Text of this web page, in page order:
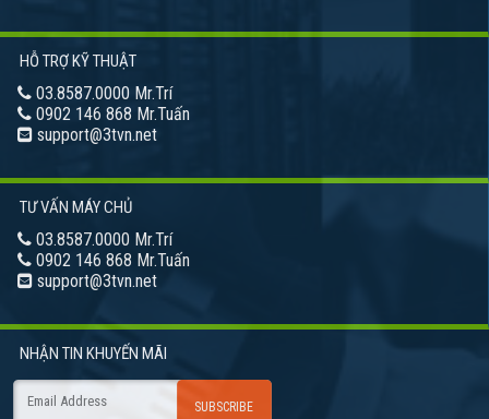
HỖ TRỢ KỸ THUẬT
03.8587.0000 Mr.Trí
0902 146 868 Mr.Tuấn
support@3tvn.net
TƯ VẤN MÁY CHỦ
03.8587.0000 Mr.Trí
0902 146 868 Mr.Tuấn
support@3tvn.net
NHẬN TIN KHUYẾN MÃI